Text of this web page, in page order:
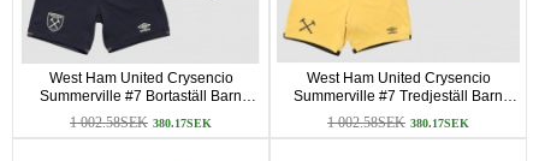
West Ham United Crysencio
Summerville #7 Bortaställ Barn
2025-26 Korta ärmar (+ Korta byxor)
1 002.58SEK 380.17SEK
West Ham United Crysencio
Summerville #7 Tredjeställ Barn
2025-26 Korta ärmar (+ Korta byxor)
1 002.58SEK 380.17SEK